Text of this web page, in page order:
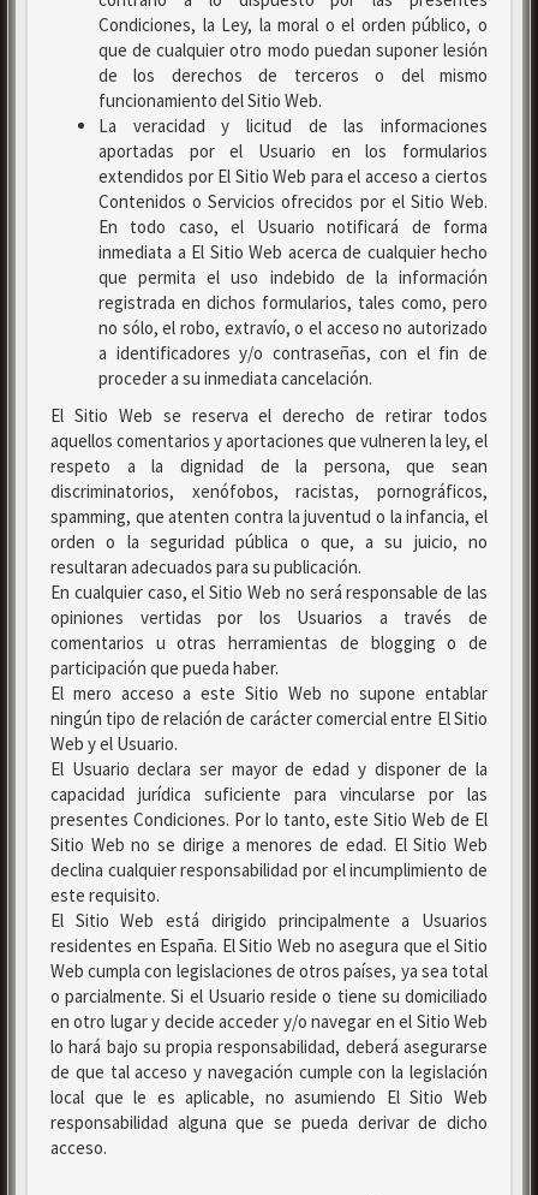
Condiciones, la Ley, la moral o el orden público, o
que de cualquier otro modo puedan suponer lesión
de los derechos de terceros o del mismo
funcionamiento del Sitio Web.
La veracidad y licitud de las informaciones
aportadas por el Usuario en los formularios
extendidos por El Sitio Web para el acceso a ciertos
Contenidos o Servicios ofrecidos por el Sitio Web.
En todo caso, el Usuario notificará de forma
inmediata a El Sitio Web acerca de cualquier hecho
que permita el uso indebido de la información
registrada en dichos formularios, tales como, pero
no sólo, el robo, extravío, o el acceso no autorizado
a identificadores y/o contraseñas, con el fin de
proceder a su inmediata cancelación.
El Sitio Web se reserva el derecho de retirar todos
aquellos comentarios y aportaciones que vulneren la ley, el
respeto a la dignidad de la persona, que sean
discriminatorios, xenófobos, racistas, pornográficos,
spamming, que atenten contra la juventud o la infancia, el
orden o la seguridad pública o que, a su juicio, no
resultaran adecuados para su publicación.
En cualquier caso, el Sitio Web no será responsable de las
opiniones vertidas por los Usuarios a través de
comentarios u otras herramientas de blogging o de
participación que pueda haber.
El mero acceso a este Sitio Web no supone entablar
ningún tipo de relación de carácter comercial entre El Sitio
Web y el Usuario.
El Usuario declara ser mayor de edad y disponer de la
capacidad jurídica suficiente para vincularse por las
presentes Condiciones. Por lo tanto, este Sitio Web de El
Sitio Web no se dirige a menores de edad. El Sitio Web
declina cualquier responsabilidad por el incumplimiento de
este requisito.
El Sitio Web está dirigido principalmente a Usuarios
residentes en España. El Sitio Web no asegura que el Sitio
Web cumpla con legislaciones de otros países, ya sea total
o parcialmente. Si el Usuario reside o tiene su domiciliado
en otro lugar y decide acceder y/o navegar en el Sitio Web
lo hará bajo su propia responsabilidad, deberá asegurarse
de que tal acceso y navegación cumple con la legislación
local que le es aplicable, no asumiendo El Sitio Web
responsabilidad alguna que se pueda derivar de dicho
acceso.